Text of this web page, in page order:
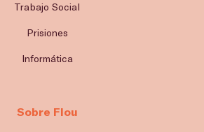
Trabajo Social
Prisiones
Informática
Sobre Flou